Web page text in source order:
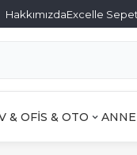
HakkımızdaExcelle
& OFİS & OTO